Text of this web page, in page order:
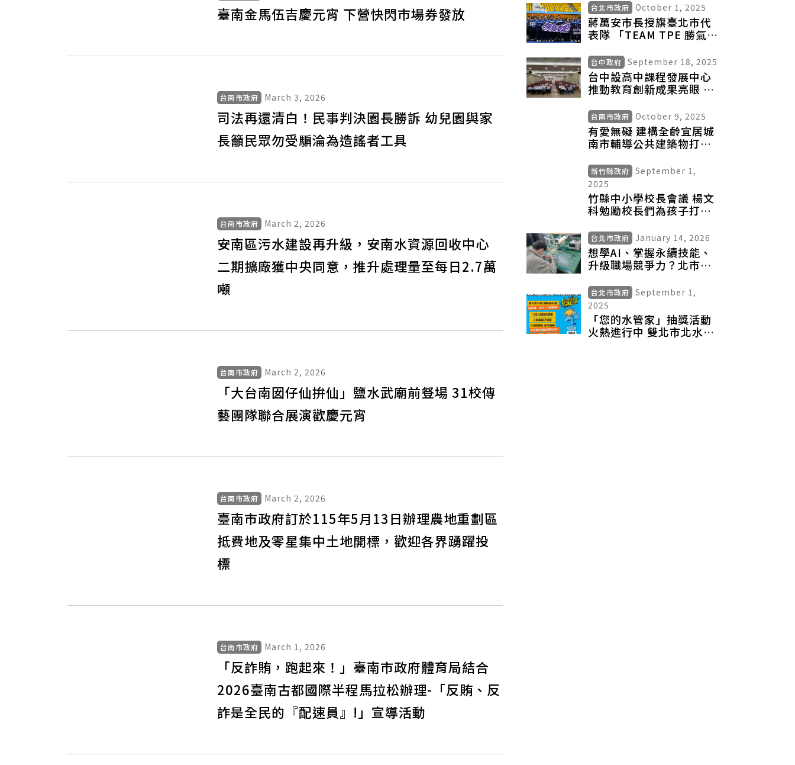
臺南金馬伍吉慶元宵 下營快閃市場券發放
台南市政府 March 3, 2026
司法再還清白！民事判決園長勝訴 幼兒園與家
長籲民眾勿受騙淪為造謠者工具
台南市政府 March 2, 2026
安南區污水建設再升級，安南水資源回收中心
二期擴廠獲中央同意，推升處理量至每日2.7萬
噸
台南市政府 March 2, 2026
「大台南囡仔仙拚仙」鹽水武廟前豋場 31校傳
藝團隊聯合展演歡慶元宵
台南市政府 March 2, 2026
臺南市政府訂於115年5月13日辦理農地重劃區
抵費地及零星集中土地開標，歡迎各界踴躍投
標
台南市政府 March 1, 2026
「反詐賄，跑起來！」臺南市政府體育局結合
2026臺南古都國際半程馬拉松辦理-「反賄、反
詐是全民的『配速員』!」宣導活動
台北市政府 October 1, 2025
蔣萬安市長授旗臺北市代
表隊 「TEAM TPE 勝氣凌
台中政府 September 18, 2025
台中設高中課程發展中心
推動教育創新成果亮眼 全
台南市政府 October 9, 2025
有愛無礙 建構全齡宜居城
南市輔導公共建築物打造
新竹縣政府
September 1,
2025
竹縣中小學校長會議 楊文
科勉勵校長們為孩子打下
台北市政府 January 14, 2026
想學AI、掌握永續技能、
升級職場競爭力？北市職
名中
台北市政府
September 1,
2025
「您的水管家」抽獎活動
火熱進行中 雙北市北水處